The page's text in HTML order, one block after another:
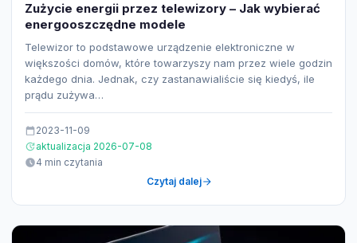
Zużycie energii przez telewizory – Jak wybierać
energooszczędne modele
Telewizor to podstawowe urządzenie elektroniczne w
większości domów, które towarzyszy nam przez wiele godzin
każdego dnia. Jednak, czy zastanawialiście się kiedyś, ile
prądu zużywa…
2023-11-09
aktualizacja 2026-07-08
4 min czytania
Czytaj dalej